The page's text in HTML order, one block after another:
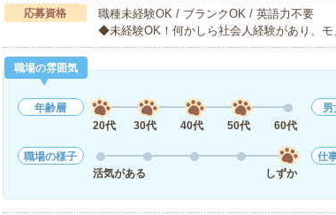
応募資格
職種未経験OK / ブランクOK / 英語力不要
◆未経験OK！何かしら社会人経験があり、
職場の雰囲気
年齢層
20代
30代 40代 50代 60代
男
職場の様子
活気がある
しずか
仕